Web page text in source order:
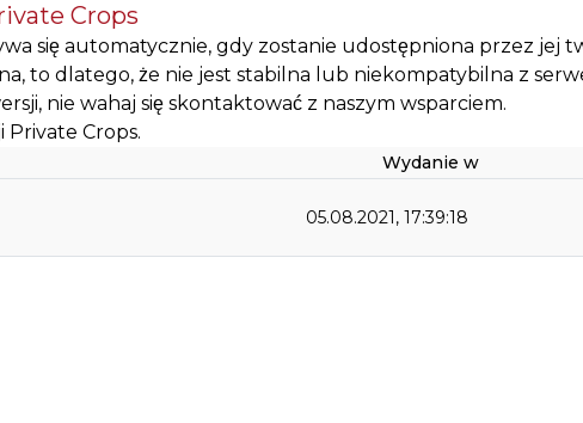
Crops
się automatycznie, gdy zostanie udostępniona przez jej
to dlatego, że nie jest stabilna lub niekompatybilna z
nie wahaj się skontaktować z naszym wsparciem.
Crops.
Wydanie w
05.08.2021, 17:39:18